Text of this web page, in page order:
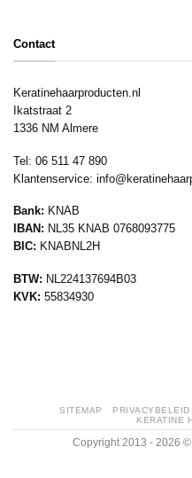
Contact
Keratinehaarproducten.nl
Ikatstraat 2
1336 NM Almere
Tel: 06 511 47 890
Klantenservice:
Bank: KNAB
IBAN: NL35 KNAB 0768093775
BIC: KNABNL2H
BTW: NL224137694B03
KVK: 55834930
SITEMAP PRIVACYBELEID
KERATINE
Copyright 2013 - 2026 ©